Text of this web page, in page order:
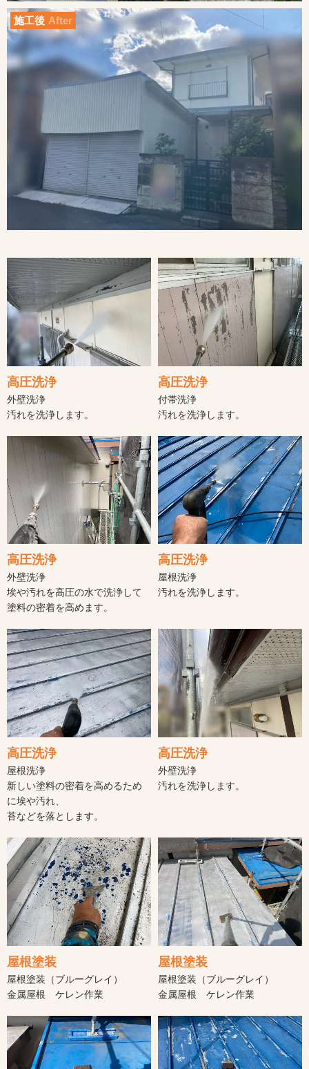
施工後 After
高圧洗浄
外壁洗浄
汚れを洗浄します。
高圧洗浄
付帯洗浄
汚れを洗浄します。
高圧洗浄
外壁洗浄
埃や汚れを高圧の水で洗浄して
塗料の密着を高めます。
高圧洗浄
屋根洗浄
汚れを洗浄します。
高圧洗浄
屋根洗浄
新しい塗料の密着を高めるため
に埃や汚れ、
苔などを落とします。
高圧洗浄
外壁洗浄
汚れを洗浄します。
屋根塗装
屋根塗装（ブルーグレイ）
金属屋根 ケレン作業
屋根塗装
屋根塗装（ブルーグレイ）
金属屋根 ケレン作業